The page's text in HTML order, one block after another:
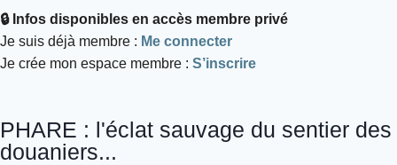
🔒 Infos disponibles en accès membre privé
Je suis déjà membre : Me connecter
Je crée mon espace membre : S’inscrire
PHARE : l'éclat sauvage du sentier des
douaniers...